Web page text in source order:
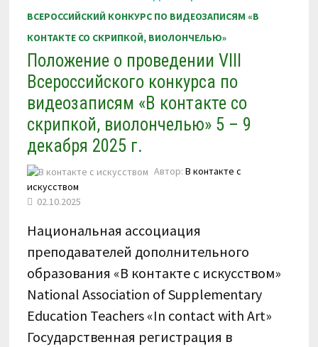
ВСЕРОССИЙСКИЙ КОНКУРС ПО ВИДЕОЗАПИСЯМ «В
КОНТАКТЕ СО СКРИПКОЙ, ВИОЛОНЧЕЛЬЮ»
Положение о проведении VIII
Всероссийского конкурса по
видеозаписям «В контакте со
скрипкой, виолончелью» 5 – 9
декабря 2025 г.
Автор:В контакте с
искусством
02.10.2025
Национальная ассоциация
преподавателей дополнительного
образования «В контакте с искусством»
National Association of Supplementary
Education Teachers «In contact with Art»
Государственная регистрация в